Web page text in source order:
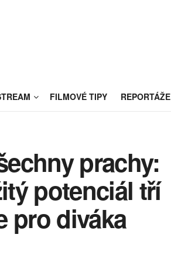
FILMOVÉ TIPY REPORTÁŽE
prachy:
potenciál tří
pro diváka